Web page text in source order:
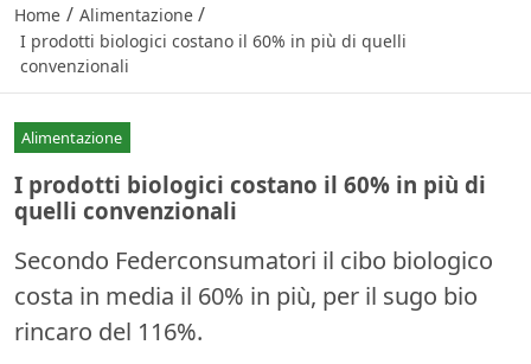
Home / Alimentazione /
I prodotti biologici costano il 60% in più di quelli
convenzionali
Alimentazione
I prodotti biologici costano il 60% in più di
quelli convenzionali
Secondo Federconsumatori il cibo biologico
costa in media il 60% in più, per il sugo bio
rincaro del 116%.